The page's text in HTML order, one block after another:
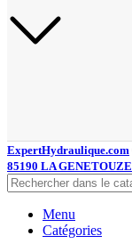
ExpertHydraulique.com
85190 LA GENETOUZE
Menu
Catégories